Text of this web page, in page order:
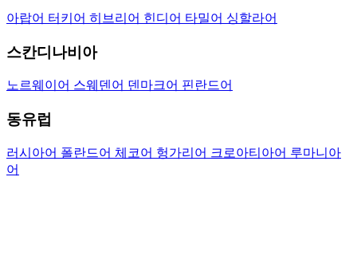
아랍어 터키어 히브리어 힌디어 타밀어 싱할라어
스칸디나비아
노르웨이어 스웨덴어 덴마크어 핀란드어
동유럽
러시아어 폴란드어 체코어 헝가리어 크로아티아어 루마니아
어